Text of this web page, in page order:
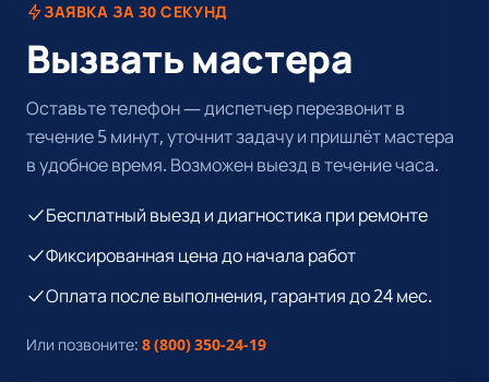
ЗАЯВКА ЗА 30 СЕКУНД
Вызвать мастера
Оставьте телефон — диспетчер перезвонит в
течение 5 минут, уточнит задачу и пришлёт мастера
в удобное время. Возможен выезд в течение часа.
Бесплатный выезд и диагностика при ремонте
Фиксированная цена до начала работ
Оплата после выполнения, гарантия до 24 мес.
Или позвоните: 8 (800) 350-24-19